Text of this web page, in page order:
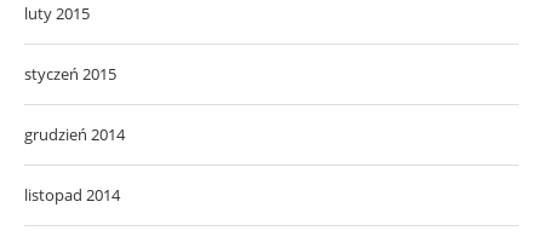
luty 2015
styczeń 2015
grudzień 2014
listopad 2014